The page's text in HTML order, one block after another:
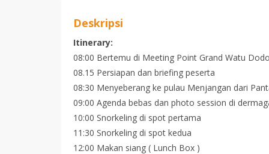
Deskripsi
Itinerary:
08:00 Bertemu di Meeting Point Grand Watu
08.15 Persiapan dan briefing peserta
08:30 Menyeberang ke pulau Menjangan dari
09:00 Agenda bebas dan photo session di
10:00 Snorkeling di spot pertama
11:30 Snorkeling di spot kedua
12:00 Makan siang ( Lunch Box )